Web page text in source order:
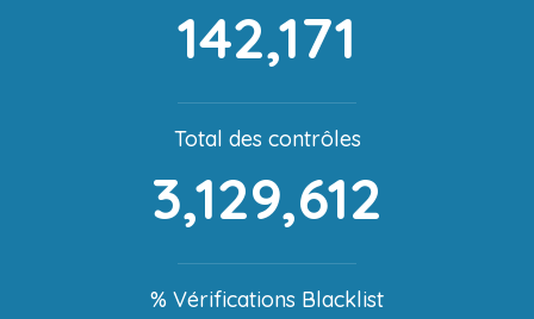
142,171
Total des contrôles
3,129,612
% Vérifications Blacklist